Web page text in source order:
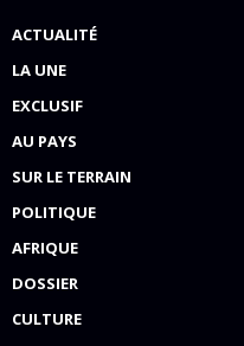
ACTUALITÉ
LA UNE
EXCLUSIF
AU PAYS
SUR LE TERRAIN
POLITIQUE
AFRIQUE
DOSSIER
CULTURE